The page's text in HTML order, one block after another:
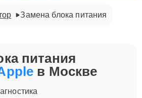
Замена блока питания
питания
в Москве